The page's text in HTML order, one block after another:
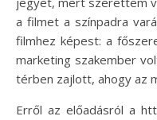
a filmet a színpadra
filmhez képest: a
marketing szakember
térben zajlott, ahogy az
Erről az előadásról a